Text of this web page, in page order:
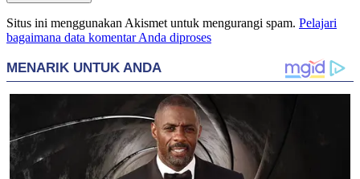
Situs ini menggunakan Akismet untuk mengurangi spam. Pelajari
bagaimana data komentar Anda diproses